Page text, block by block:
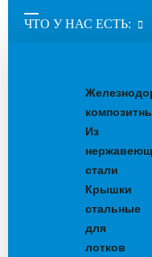
ЧТО У НАС ЕСТЬ:
Из
стали
Крышки
стальные
для
лотков